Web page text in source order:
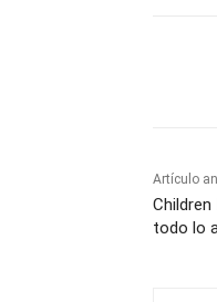
Artículo
todo lo